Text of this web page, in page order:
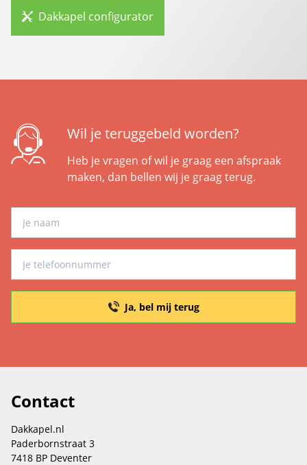
Dakkapel configurator
Wil je teruggebeld worden?
Heb je vragen of wil je graag een afspraak
maken, dan bellen wij je graag terug.
Ja, bel mij terug
Contact
Dakkapel.nl
Paderbornstraat 3
7418 BP Deventer